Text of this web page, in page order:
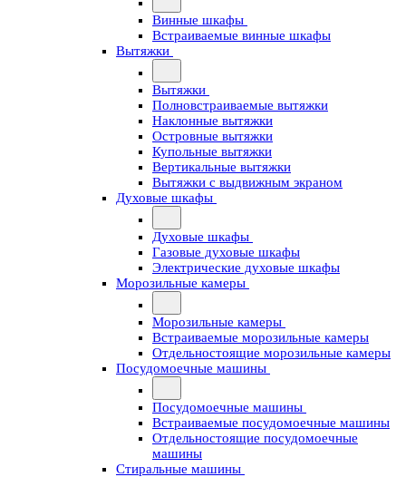
Винные шкафы
Встраиваемые винные шкафы
Вытяжки
Вытяжки
Полновстраиваемые вытяжки
Наклонные вытяжки
Островные вытяжки
Купольные вытяжки
Вертикальные вытяжки
Вытяжки с выдвижным экраном
Духовые шкафы
Духовые шкафы
Газовые духовые шкафы
Электрические духовые шкафы
Морозильные камеры
Морозильные камеры
Встраиваемые морозильные камеры
Отдельностоящие морозильные камеры
Посудомоечные машины
Посудомоечные машины
Встраиваемые посудомоечные машины
Отдельностоящие посудомоечные
машины
Стиральные машины